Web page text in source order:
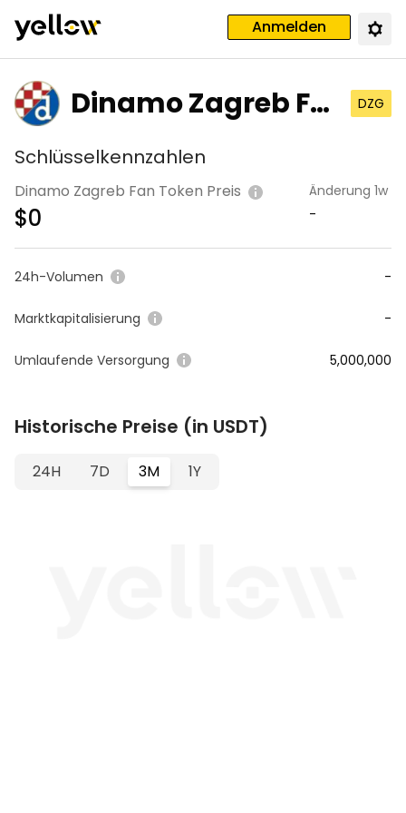
Anmelden
Dinamo Zagreb Fa
n Token
DZG
Schlüsselkennzahlen
Dinamo Zagreb Fan Token Preis
$0
Änderung 1w
-
24h-Volumen -
Marktkapitalisierung -
Umlaufende Versorgung 5,000,000
Historische Preise (in USDT)
24H 7D 3M 1Y